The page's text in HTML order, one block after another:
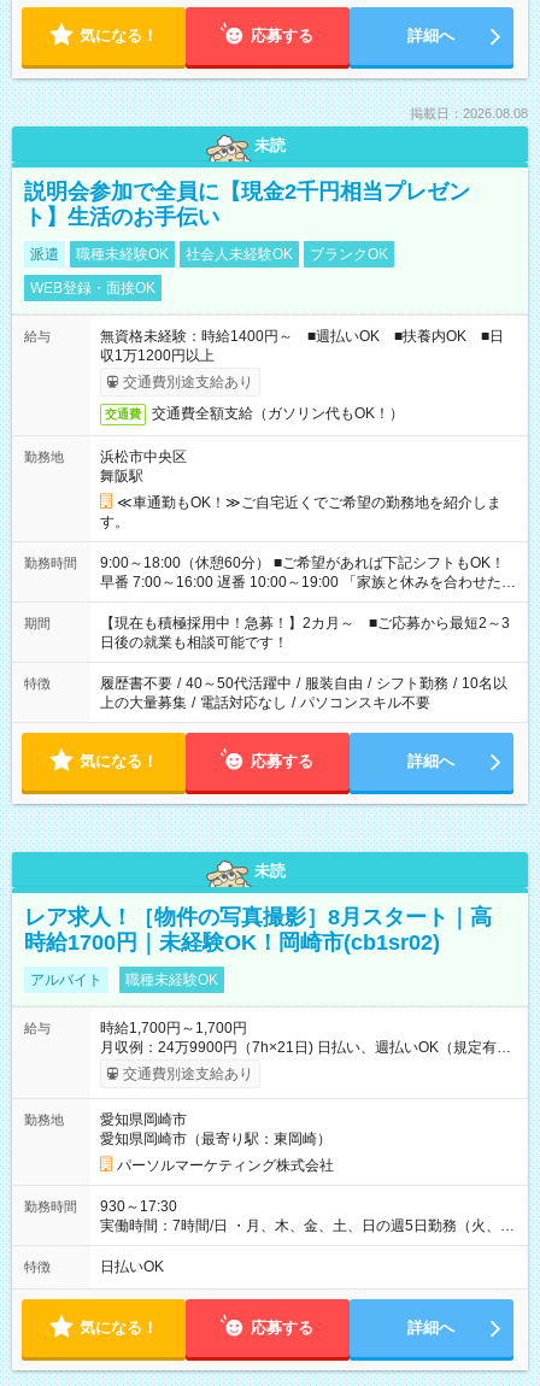
気になる！ 応募する 詳細へ
掲載日：2026.08.08
未読
説明会参加で全員に【現金2千円相当プレゼン
ト】生活のお手伝い
派遣 職種未経験OK 社会人未経験OK
ブランクOK
WEB登録・面接OK
給与
無資格未経験：時給1400円～ ■週払いOK ■扶養内OK ■日
収1万1200円以上
交通費別途支給あり
交通費 交通費全額支給（ガソリン代もOK！）
勤務地
浜松市中央区
舞阪駅
≪車通勤もOK！≫ご自宅近くでご希望の勤務地を紹介しま
す。
勤務時間
9:00～18:00（休憩60分） ■ご希望があれば下記シフトもOK！
早番 7:00～16:00 遅番 10:00～19:00 「家族と休みを合わせた
い」 「余裕を持って夕飯の準備がしたい」 「できれば残業はし
たくない」 など、ご希望を教えてくださいね。 ※Wワーク希望
の方へ 今ご覧のお仕事で希望する勤務時間と、もう1つのお仕事
の勤務時間。 合計で週40時間を超える場合は応募できません。
期間
【現在も積極採用中！急募！】2カ月～ ■ご応募から最短2～3
日後の就業も相談可能です！
特徴 履歴書不要 / 40～50代活躍中 / 服装自由 / シフト勤務 / 10名以
上の大量募集 / 電話対応なし / パソコンスキル不要
気になる！ 応募する 詳細へ
未読
レア求人！［物件の写真撮影］8月スタート｜高
時給1700円｜未経験OK！岡崎市(cb1sr02)
アルバイト 職種未経験OK
給与
時給1,700円～1,700円
月収例：24万9900円（7h×21日) 日払い、週払いOK（規定有
り） 【試用期間】試用期間なし
交通費別途支給あり
勤務地
愛知県岡崎市
愛知県岡崎市（最寄り駅：東岡崎）
パーソルマーケティング株式会社
勤務時間
930～17:30
実働時間：7時間/日 ・月、木、金、土、日の週5日勤務（火、水
は固定休です／夏季、年末年始等、長期休暇有り！） ・ワンシ
フト！ 残業ほぼナシ（0～5h/月）
特徴 日払いOK
気になる！ 応募する 詳細へ